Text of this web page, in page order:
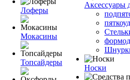
Лоферы
Мокасины
Топсайдеры
Аксессуары
Носки